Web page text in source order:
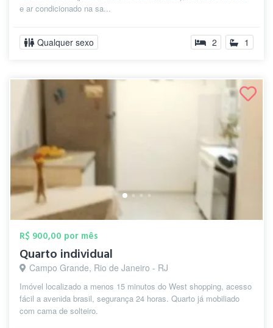
e ar condicionado na sa...
Qualquer sexo 2 1
R$ 900,00 por mês
Quarto individual
Campo Grande, Rio de Janeiro - RJ
Imóvel localizado a menos 15 minutos do West shopping, acesso
fácil a avenida brasil, segurança 24 horas. Quarto já mobiliado
com cama de solteiro.